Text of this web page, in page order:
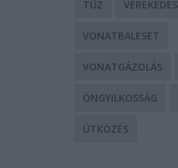
TŰZ VEREKEDÉS
VONATBALESET
VONATGÁZOLÁS
ÖNGYILKOSSÁG
ÜTKÖZÉS